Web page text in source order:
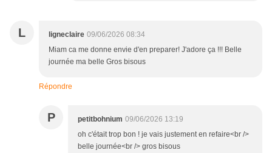
L ligneclaire 09/06/2026 08:34
Miam ca me donne envie d'en preparer! J'adore ça !!! Belle
journée ma belle Gros bisous
Répondre
P petitbohnium 09/06/2026 13:19
oh c'était trop bon ! je vais justement en refaire<br />
belle journée<br /> gros bisous